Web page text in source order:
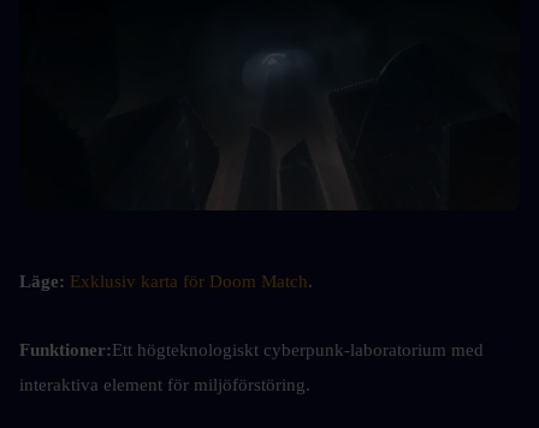
Läge: Exklusiv karta för Doom Match.
Funktioner:Ett högteknologiskt cyberpunk-laboratorium med
interaktiva element för miljöförstöring.